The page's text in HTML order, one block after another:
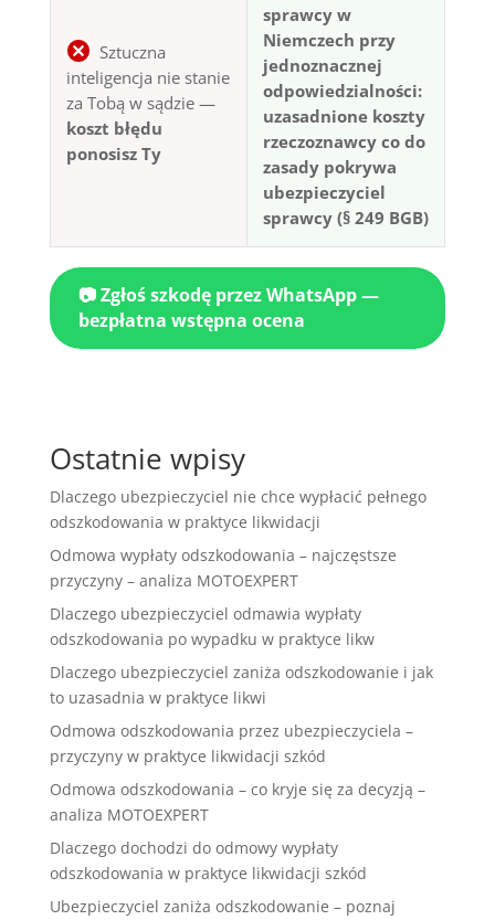
Sztuczna
inteligencja nie stanie
za Tobą w sądzie —
koszt błędu
ponosisz Ty
sprawcy w
Niemczech przy
jednoznacznej
odpowiedzialności:
uzasadnione koszty
rzeczoznawcy co do
zasady pokrywa
ubezpieczyciel
sprawcy (§ 249 BGB)
📷 Zgłoś szkodę przez WhatsApp —
bezpłatna wstępna ocena
Ostatnie wpisy
Dlaczego ubezpieczyciel nie chce wypłacić pełnego
odszkodowania w praktyce likwidacji
Odmowa wypłaty odszkodowania – najczęstsze
przyczyny – analiza MOTOEXPERT
Dlaczego ubezpieczyciel odmawia wypłaty
odszkodowania po wypadku w praktyce likw
Dlaczego ubezpieczyciel zaniża odszkodowanie i jak
to uzasadnia w praktyce likwi
Odmowa odszkodowania przez ubezpieczyciela –
przyczyny w praktyce likwidacji szkód
Odmowa odszkodowania – co kryje się za decyzją –
analiza MOTOEXPERT
Dlaczego dochodzi do odmowy wypłaty
odszkodowania w praktyce likwidacji szkód
Ubezpieczyciel zaniża odszkodowanie – poznaj